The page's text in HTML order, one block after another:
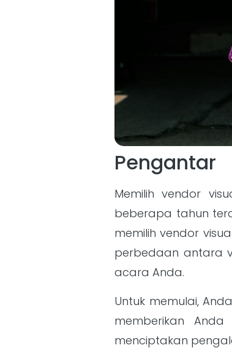
Pengantar
Memilih vendor
beberapa tahun
memilih vendor
perbedaan antara
acara Anda.
Untuk memulai,
memberikan
menciptakan